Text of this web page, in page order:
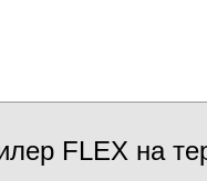
FLEX на